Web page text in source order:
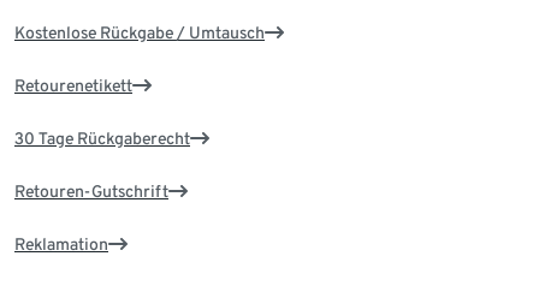
Kostenlose Rückgabe / Umtausch
Retourenetikett
30 Tage Rückgaberecht
Retouren-Gutschrift
Reklamation